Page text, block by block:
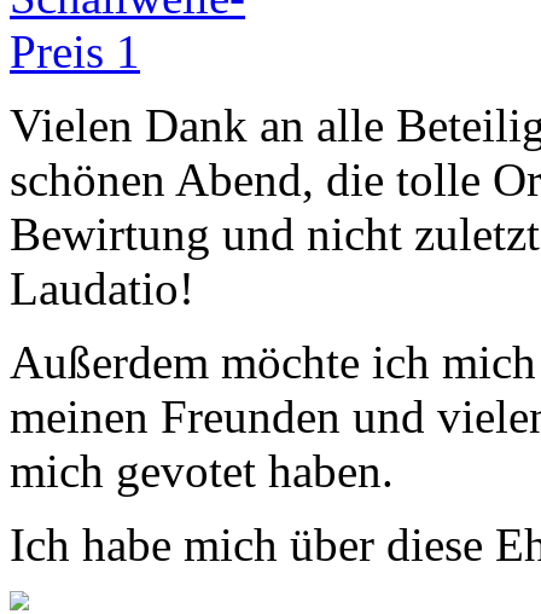
Vielen Dank an alle
schönen Abend, die tolle
Bewirtung und nicht
Laudatio!
Außerdem möchte ich
meinen Freunden und
mich gevotet haben.
Ich habe mich über diese